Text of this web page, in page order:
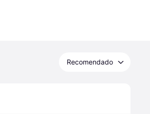
Recomendado